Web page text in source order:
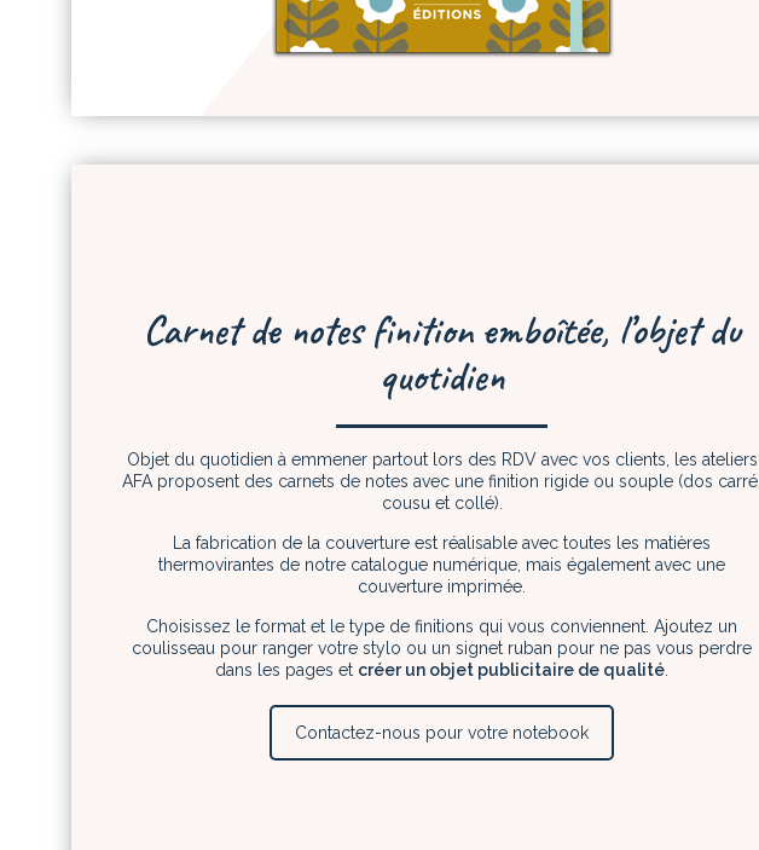
Carnet de notes finition emboîtée, l’objet du
quotidien
Objet du quotidien à emmener partout lors des RDV avec vos clients, les ateliers
AFA proposent des carnets de notes avec une finition rigide ou souple (dos carré,
cousu et collé).
La fabrication de la couverture est réalisable avec toutes les matières
thermovirantes de notre catalogue numérique, mais également avec une
couverture imprimée.
Choisissez le format et le type de finitions qui vous conviennent. Ajoutez un
coulisseau pour ranger votre stylo ou un signet ruban pour ne pas vous perdre
dans les pages et créer un objet publicitaire de qualité
Contactez-nous pour votre notebook